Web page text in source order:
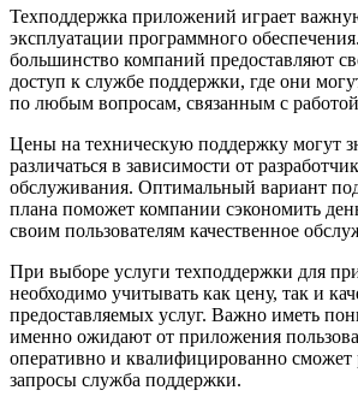
Техподдержка приложений играет
эксплуатации программного
большинство компаний предоставляют
доступ к службе поддержки, где они
по любым вопросам, связанным с
Цены на техническую поддержку могут
различаться в зависимости от
обслуживания. Оптимальный вариант
плана поможет компании сэкономить
своим пользователям качественное
При выборе услуги техподдержки для
необходимо учитывать как цену, так и
предоставляемых услуг. Важно иметь
именно ожидают от приложения
оперативно и квалифицированно сможет
запросы служба поддержки.